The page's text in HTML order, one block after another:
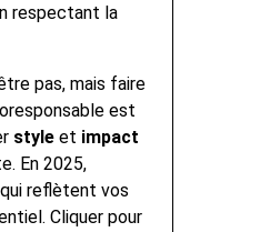
respectant la
pas, mais faire
est
style et impact
En 2025,
reflètent vos
Cliquer pour